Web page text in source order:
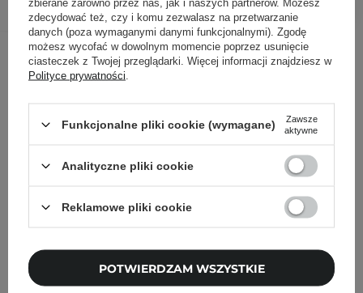
Inni klienci sprawdzali również
zbierane zarówno przez nas, jak i naszych partnerów. Możesz
zdecydować też, czy i komu zezwalasz na przetwarzanie
danych (poza wymaganymi danymi funkcjonalnymi). Zgodę
możesz wycofać w dowolnym momencie poprzez usunięcie
ciasteczek z Twojej przeglądarki. Więcej informacji znajdziesz w
Polityce prywatności
Funkcjonalne pliki cookie (wymagane)
Zawsze
aktywne
Analityczne pliki cookie
Reklamowe pliki cookie
POTWIERDZAM WSZYSTKIE